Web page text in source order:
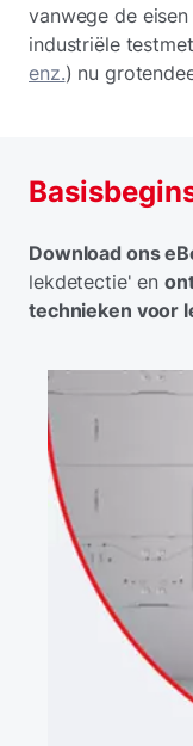
vanwege de
industriële
enz.) nu
Download ons
lekdetectie' en
technieken voor